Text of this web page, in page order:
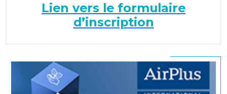
Lien vers le formulaire
d’inscription